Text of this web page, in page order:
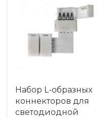
Набор L-образных
коннекторов для
светодиодной